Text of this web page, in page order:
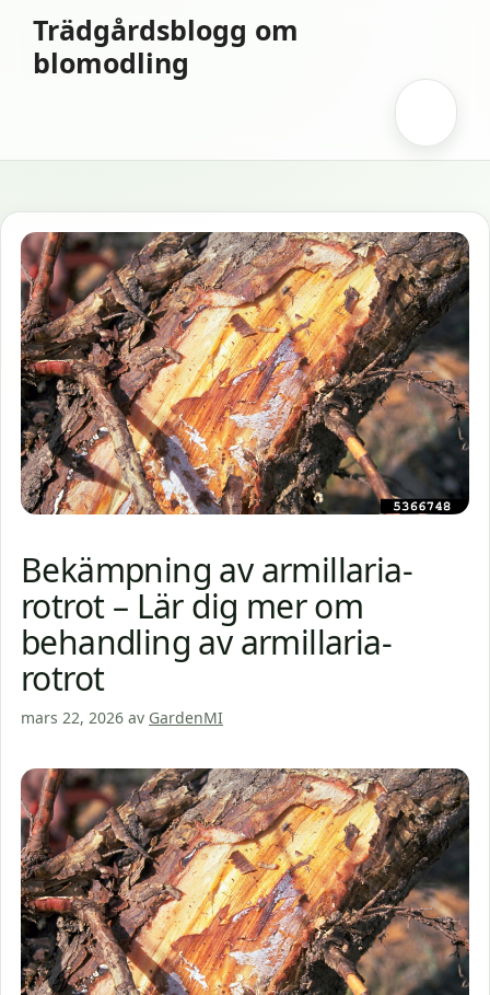
innehåll
Trädgårdsblogg om
blomodling
Bekämpning av armillaria-
rotrot – Lär dig mer om
behandling av armillaria-
rotrot
mars 22, 2026 av GardenMI